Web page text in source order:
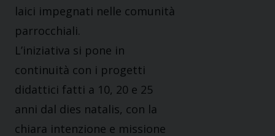
laici impegnati nelle comunità
parrocchiali.
L’iniziativa si pone in
continuità con i progetti
didattici fatti a 10, 20 e 25
anni dal dies natalis, con la
chiara intenzione e missione